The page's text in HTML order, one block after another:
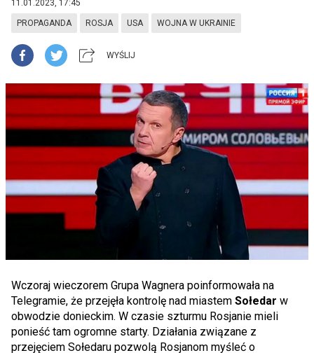
11.01.2023, 17:45
PROPAGANDA ROSJA USA WOJNA W UKRAINIE
WYŚLIJ
Wczoraj wieczorem Grupa Wagnera poinformowała na
Telegramie, że przejęła kontrolę nad miastem Sołedar w
obwodzie donieckim. W czasie szturmu Rosjanie mieli
ponieść tam ogromne starty. Działania związane z
przejęciem Sołedaru pozwolą Rosjanom myśleć o